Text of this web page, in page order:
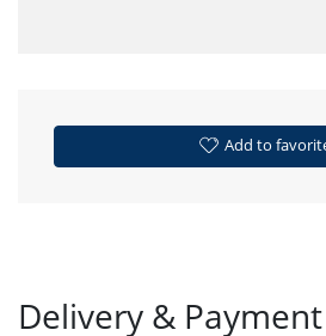
Add to
Delivery & Payment